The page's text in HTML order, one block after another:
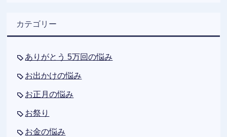
カテゴリー
ありがとう 5万回の悩み
お出かけの悩み
お正月の悩み
お祭り
お金の悩み